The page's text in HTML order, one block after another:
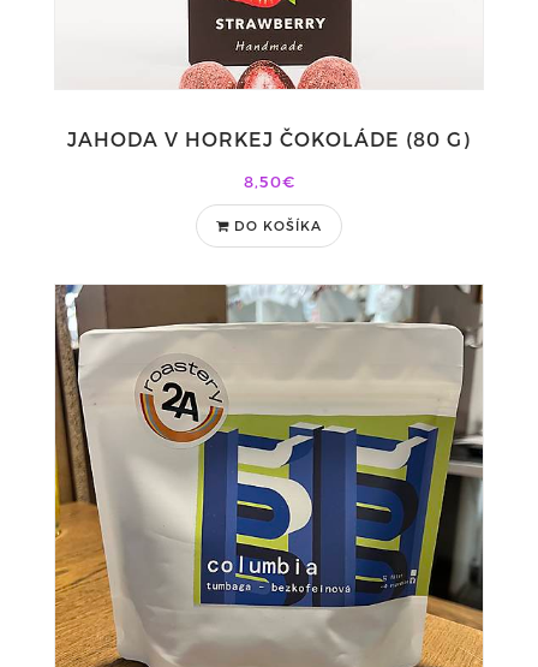
JAHODA V HORKEJ ČOKOLÁDE (80 G)
8,50€
DO KOŠÍKA